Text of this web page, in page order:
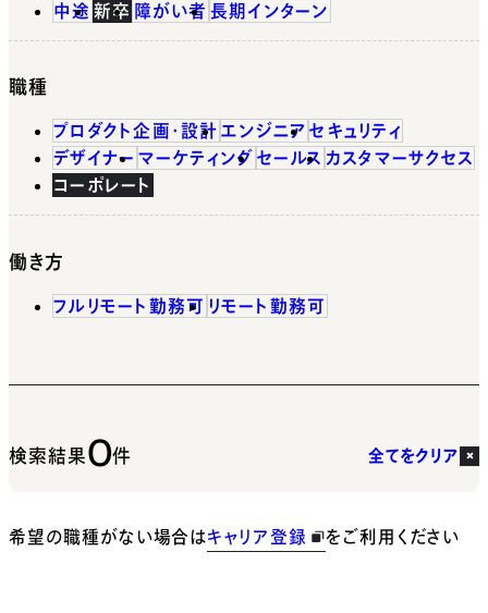
中途 新卒 障がい者 長期インターン
職種
プロダクト企画・設計 エンジニア セキュリティ
デザイナー マーケティング セールス カスタマーサクセス
コーポレート
働き方
フルリモート勤務可 リモート勤務可
検索結果0件 全てをクリア
希望の職種がない場合はキャリア登録 をご利用ください